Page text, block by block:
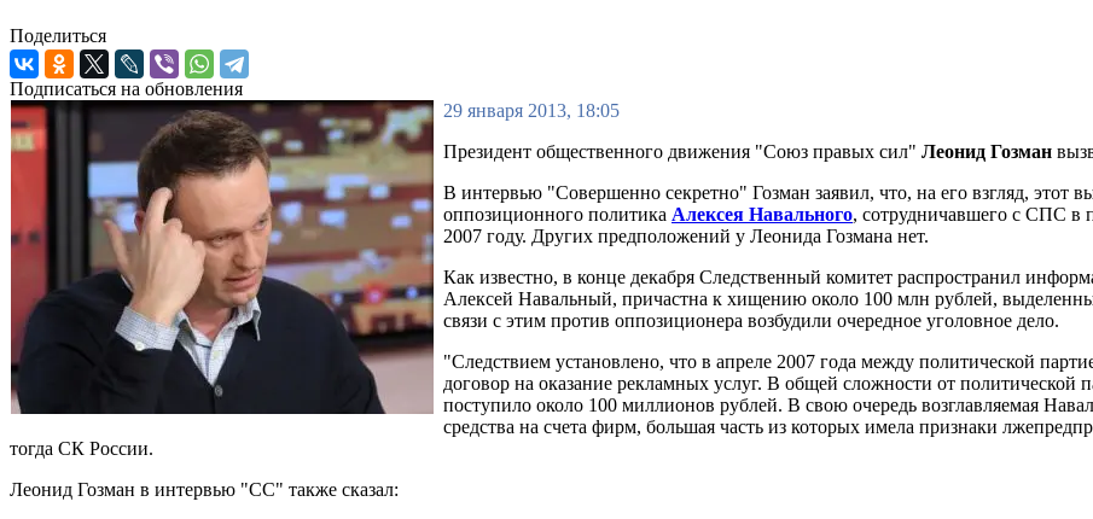
Поделиться
Подписаться на обновления
29 января 2013, 18:05
Президент общественного движения "Союз правых сил" Леонид Гозман
В интервью "Совершенно секретно" Гозман заявил, что, на его взгляд, этот
оппозиционного политика Алексея Навального, сотрудничавшего с СПС в
2007 году. Других предположений у Леонида Гозмана нет.
Как известно, в конце декабря Следственный комитет распространил
Алексей Навальный, причастна к хищению около 100 млн рублей,
связи с этим против оппозиционера возбудили очередное уголовное дело.
"Следствием установлено, что в апреле 2007 года между политической
договор на оказание рекламных услуг. В общей сложности от
поступило около 100 миллионов рублей. В свою очередь возглавляемая
средства на счета фирм, большая часть из которых имела признаки
тогда СК России.
Леонид Гозман в интервью "СС" также сказал: